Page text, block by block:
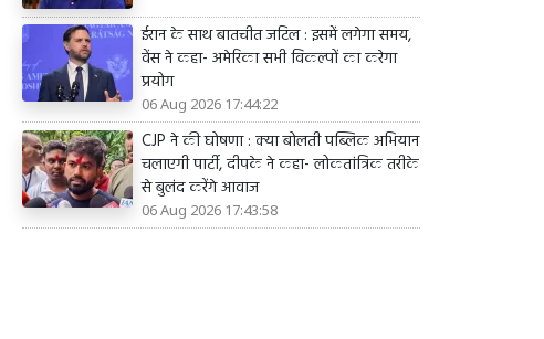
ईरान के साथ बातचीत जटिल : इसमें लगेगा समय,
वेंस ने कहा- अमेरिका सभी विकल्पों का करेगा
प्रयोग
06 Aug 2026 17:44:22
CJP ने की घोषणा : क्या बोलती पब्लिक अभियान
चलाएगी पार्टी, दीपके ने कहा- लोकतांत्रिक तरीके
से बुलंद करेंगे आवाज
06 Aug 2026 17:43:58